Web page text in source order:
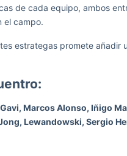
de cada equipo, ambos
el campo.
estrategas promete añadir
Marcos Alonso, Iñigo
Lewandowski, Sergio